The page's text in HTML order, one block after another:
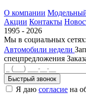
О компании
Акции Контакты
1995 - 2026
Мы в социальных сетях:
Автомобили недели
спецпредложения
Быстрый звонок
Я даю согласие на